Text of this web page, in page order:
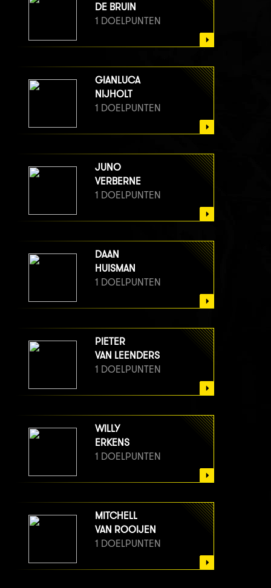
DE BRUIN
1 DOELPUNTEN
GIANLUCA
NIJHOLT
1 DOELPUNTEN
JUNO
VERBERNE
1 DOELPUNTEN
DAAN
HUISMAN
1 DOELPUNTEN
PIETER
VAN LEENDERS
1 DOELPUNTEN
WILLY
ERKENS
1 DOELPUNTEN
MITCHELL
VAN ROOIJEN
1 DOELPUNTEN